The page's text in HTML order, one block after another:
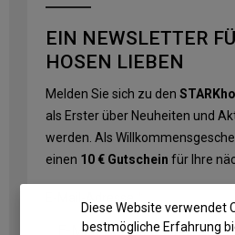
EIN NEWSLETTER
HOSEN LIEBEN
Melden Sie sich zu den
als Erster über Neuheiten und
werden. Als
einen 10 € Gutschein für Ihre
Diese Website verwendet
bestmögliche Erfahrung